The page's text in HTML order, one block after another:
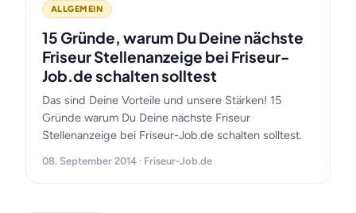
ALLGEMEIN
15 Gründe, warum Du Deine nächste
Friseur Stellenanzeige bei Friseur-
Job.de schalten solltest
Das sind Deine Vorteile und unsere Stärken! 15
Gründe warum Du Deine nächste Friseur
Stellenanzeige bei Friseur-Job.de schalten solltest.
08. September 2014 · Friseur-Job.de